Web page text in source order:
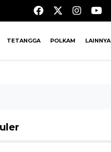
TETANGGA POLKAM LAINNYA